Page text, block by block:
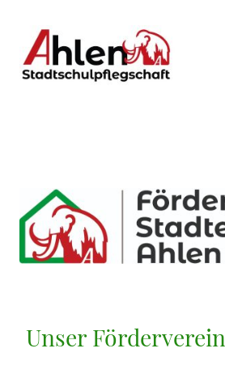
Unser Förderverein